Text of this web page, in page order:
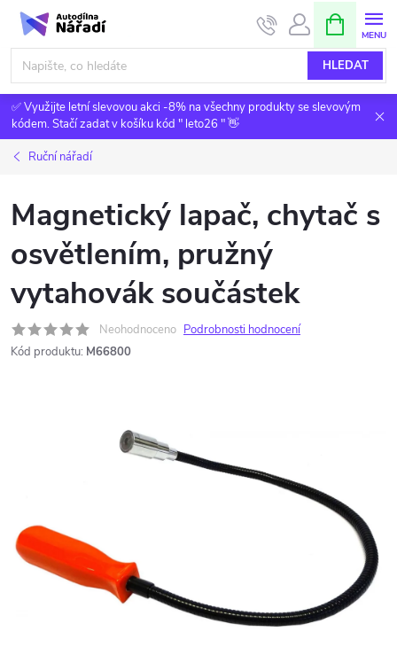
Přejít
obsah
HLEDAT
NÁKUPNÍ
KOŠÍK
✅ Využijte letní slevovou akci -8% na všechny produkty se slevovým
kódem. Stačí zadat v košíku kód " leto26 " 👋
Ruční nářadí
Magnetický lapač, chytač s
osvětlením, pružný
vytahovák součástek
Neohodnoceno Podrobnosti hodnocení
Kód produktu: M66800